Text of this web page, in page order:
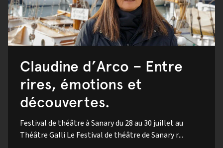
Claudine d’Arco – Entre
rires, émotions et
découvertes.
Festival de théâtre à Sanary du 28 au 30 juillet au
Théâtre Galli Le Festival de théâtre de Sanary r...